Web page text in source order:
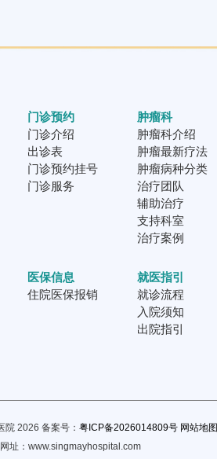
门诊预约
门诊介绍
出诊表
门诊预约挂号
门诊服务
肿瘤科
肿瘤科介绍
肿瘤最新疗法
肿瘤病种分类
治疗团队
辅助治疗
支持科室
治疗案例
医保信息
住院医保报销
就医指引
就诊流程
入院须知
出院指引
2026 备案号： 粤ICP备2026014809号 网站地图
址：www.singmayhospital.com